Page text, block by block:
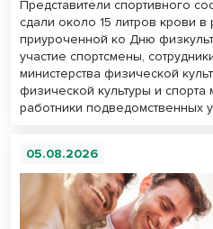
Представители спортивного
сдали около 15 литров крови в
приуроченной ко Дню
участие спортсмены,
министерства физической
физической культуры и спорта
работники подведомственных
05.08.2026